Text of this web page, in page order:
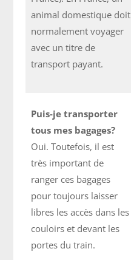
animal domestique doit
normalement voyager
avec un titre de
transport payant.
Puis-je transporter
tous mes bagages?
Oui. Toutefois, il est
très important de
ranger ces bagages
pour toujours laisser
libres les accès dans les
couloirs et devant les
portes du train.